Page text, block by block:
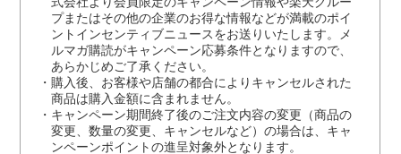
プまたはその他の企業のお得な情報などが満載のポイ
ントインセンティブニュースをお送りいたします。メ
ルマガ購読がキャンペーン応募条件となりますので、
あらかじめご了承ください。
購入後、お客様や店舗の都合によりキャンセルされた
商品は購入金額に含まれません。
キャンペーン期間終了後のご注文内容の変更（商品の
変更、数量の変更、キャンセルなど）の場合は、キャ
ンペーンポイントの進呈対象外となります。